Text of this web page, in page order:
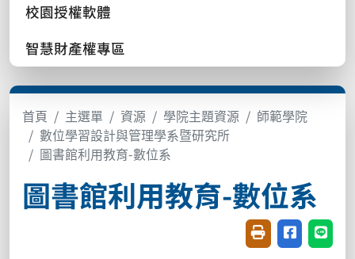
校園授權軟體
智慧財產權專區
首頁 主選單 資源 學院主題資源
師範學院
數位學習設計與管理學系暨研究所
圖書館利用教育-數位系
圖書館利用教育-數位系
友善列印(開新視
分享至臉書
分享